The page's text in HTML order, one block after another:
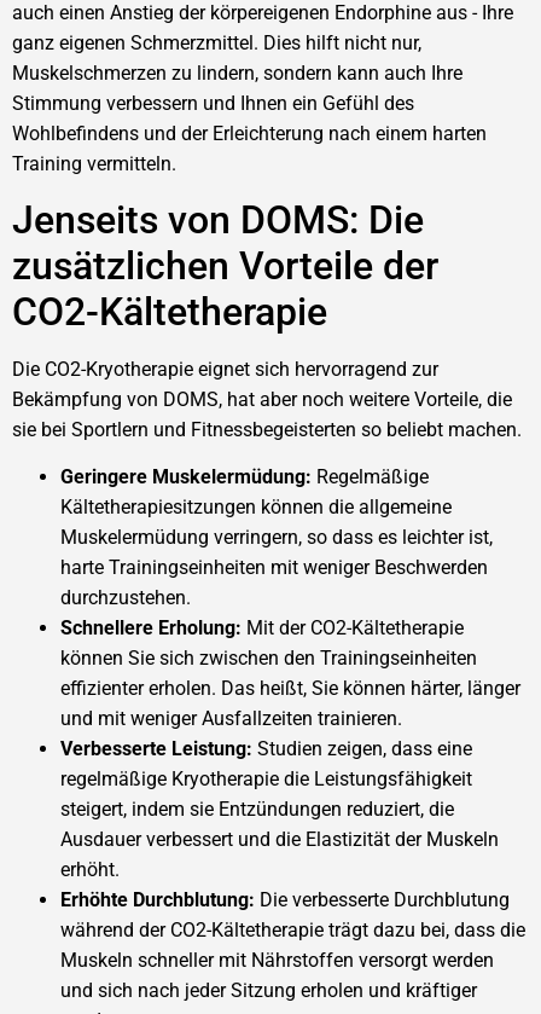
auch einen Anstieg der körpereigenen Endorphine aus - Ihre
ganz eigenen Schmerzmittel. Dies hilft nicht nur,
Muskelschmerzen zu lindern, sondern kann auch Ihre
Stimmung verbessern und Ihnen ein Gefühl des
Wohlbefindens und der Erleichterung nach einem harten
Training vermitteln.
Jenseits von DOMS: Die
zusätzlichen Vorteile der
CO2-Kältetherapie
Die CO2-Kryotherapie eignet sich hervorragend zur
Bekämpfung von DOMS, hat aber noch weitere Vorteile, die
sie bei Sportlern und Fitnessbegeisterten so beliebt machen.
Geringere Muskelermüdung: Regelmäßige
Kältetherapiesitzungen können die allgemeine
Muskelermüdung verringern, so dass es leichter ist,
harte Trainingseinheiten mit weniger Beschwerden
durchzustehen.
Schnellere Erholung: Mit der CO2-Kältetherapie
können Sie sich zwischen den Trainingseinheiten
effizienter erholen. Das heißt, Sie können härter, länger
und mit weniger Ausfallzeiten trainieren.
Verbesserte Leistung: Studien zeigen, dass eine
regelmäßige Kryotherapie die Leistungsfähigkeit
steigert, indem sie Entzündungen reduziert, die
Ausdauer verbessert und die Elastizität der Muskeln
erhöht.
Erhöhte Durchblutung: Die verbesserte Durchblutung
während der CO2-Kältetherapie trägt dazu bei, dass die
Muskeln schneller mit Nährstoffen versorgt werden
und sich nach jeder Sitzung erholen und kräftiger